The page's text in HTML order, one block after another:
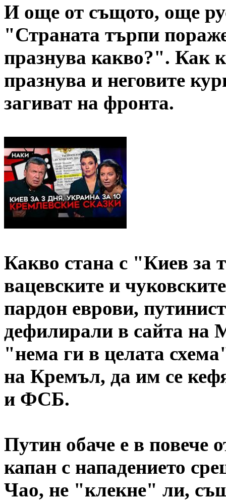
И още от същото, още
"Страната търпи
празнува какво?". Как
празнува и неговите
загиват на фронта.
Какво стана с "Киев за
вацевските и
пардон еврови,
дефилирали в сайта на
"нема ги в целата
на Кремъл, да им се
и ФСБ.
Путин обаче е в повече
капан с нападението
Чао, не "клекне" ли,